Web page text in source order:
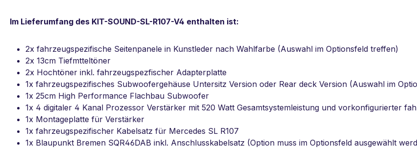
Im Lieferumfang des KIT-SOUND-SL-R107-V4 enthalten ist:
2x fahrzeugspezifische Seitenpanele in Kunstleder nach Wahlfarbe (Auswahl im Optionsfeld treffen)
2x 13cm Tiefmtteltöner
2x Hochtöner inkl. fahrzeugspezfischer Adapterplatte
1x fahrzeugspezifisches Subwoofergehäuse Untersitz Version oder Rear deck Version (Auswahl im
1x 25cm High Performance Flachbau Subwoofer
1x 4 digitaler 4 Kanal Prozessor Verstärker mit 520 Watt Gesamtsystemleistung und vorkonfigurierter
1x Montageplatte für Verstärker
1x fahrzeugspezifischer Kabelsatz für Mercedes SL R107
1x Blaupunkt Bremen SQR46DAB inkl. Anschlusskabelsatz (Option muss im Optionsfeld ausgewählt